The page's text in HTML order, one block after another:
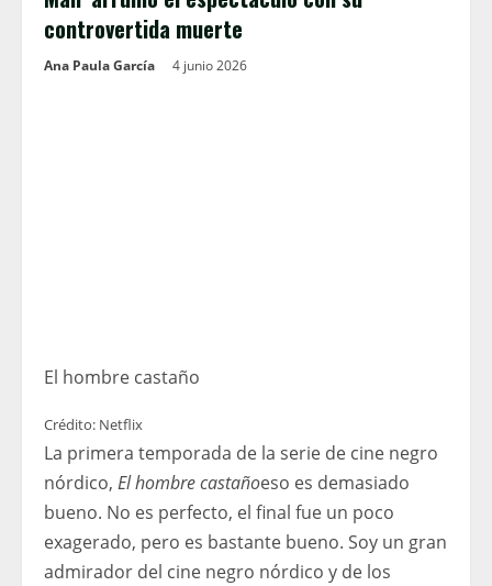
controvertida muerte
Ana Paula García 4 junio 2026
El hombre castaño
Crédito: Netflix
La primera temporada de la serie de cine negro
nórdico, El hombre castañoeso es demasiado
bueno. No es perfecto, el final fue un poco
exagerado, pero es bastante bueno. Soy un gran
admirador del cine negro nórdico y de los